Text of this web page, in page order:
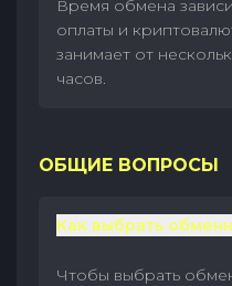
Время обмена
оплаты и
занимает от
часов.
ОБЩИЕ ВОПРОСЫ
Как выбрать
Чтобы выбрать